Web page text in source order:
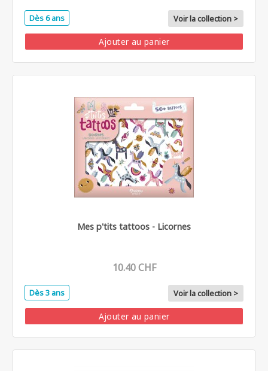
Dès 6 ans Voir la collection >
Ajouter au panier
Mes p'tits tattoos - Licornes
10.40 CHF
Dès 3 ans Voir la collection >
Ajouter au panier